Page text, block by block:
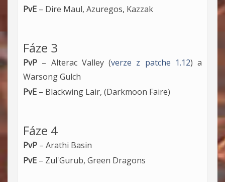
PvE – Dire Maul, Azuregos, Kazzak
Fáze 3
PvP – Alterac Valley (verze z patche 1.12) a
Warsong Gulch
PvE – Blackwing Lair, (Darkmoon Faire)
Fáze 4
PvP – Arathi Basin
PvE – Zul'Gurub, Green Dragons